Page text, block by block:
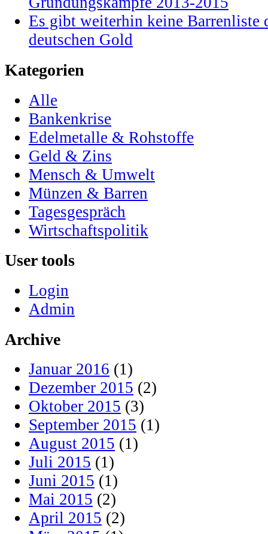
Es gibt weiterhin keine Barrenliste
deutschen Gold
Kategorien
Alle
Bankenkrise
Edelmetalle & Rohstoffe
Geld & Zins
Mensch & Umwelt
Münzen & Barren
Tagesgespräch
Wirtschaftspolitik
User tools
Login
Admin
Archive
Januar 2016 (1)
Dezember 2015 (2)
Oktober 2015 (3)
September 2015 (1)
August 2015 (1)
Juli 2015 (1)
Juni 2015 (1)
Mai 2015 (2)
April 2015 (2)